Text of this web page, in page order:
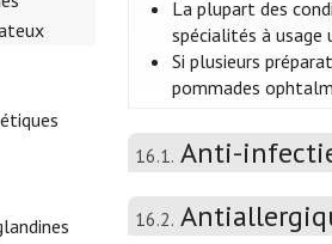
La plupart des
spécialités à usage
Si plusieurs
pommades
16.1. Anti-
16.2.